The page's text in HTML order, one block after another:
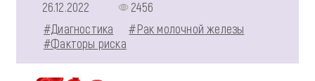
26.12.2022
2456
#Диагностика
#Рак молочной железы
#Факторы риска